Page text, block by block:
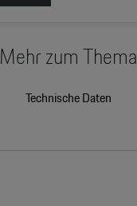
Mehr zum Thema
Technische Daten